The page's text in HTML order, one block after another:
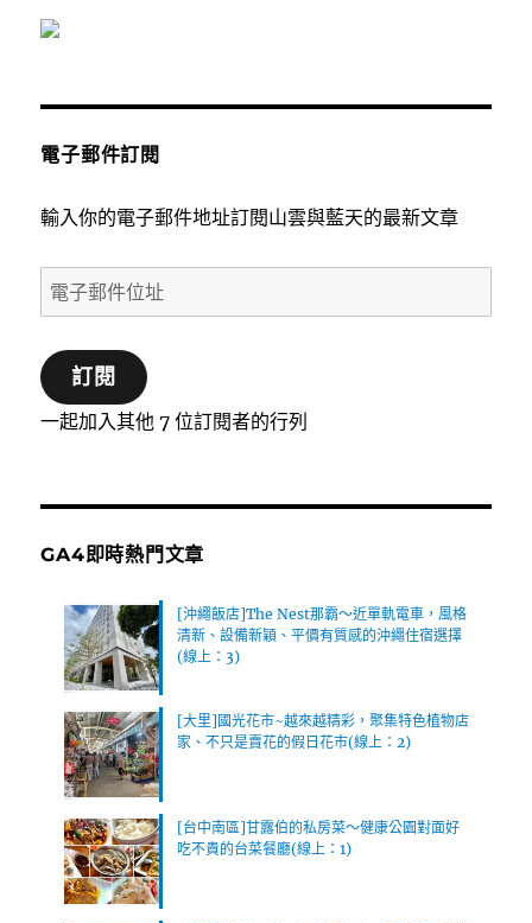
電子郵件訂閱
輸入你的電子郵件地址訂閱山雲與藍天的最新文章
電
子
郵
件
位
訂閱
一起加入其他 7 位訂閱者的行列
GA4即時熱門文章
[沖繩飯店]The Nest那霸～近單軌電車，風格
清新、設備新穎、平價有質感的沖繩住宿選擇
(線上：3)
[大里]國光花市~越來越精彩，聚集特色植物店
家、不只是賣花的假日花市(線上：2)
[台中南區]甘露伯的私房菜～健康公園對面好
吃不貴的台菜餐廳(線上：1)